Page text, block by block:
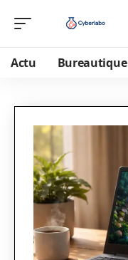
Actu Bureautique